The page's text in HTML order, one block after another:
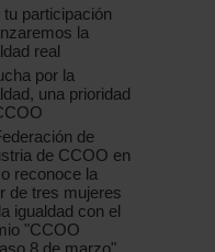
tu participación
la
real
por la
una prioridad
de
de CCOO en
reconoce la
de tres mujeres
igualdad con el
"CCOO
8 de marzo"